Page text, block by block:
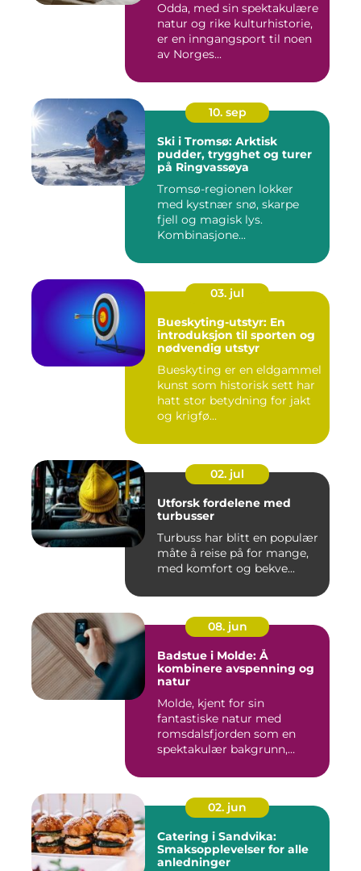
Odda, med sin spektakulære
natur og rike kulturhistorie,
er en inngangsport til noen
av Norges...
10. sep
Ski i Tromsø: Arktisk
pudder, trygghet og turer
på Ringvassøya
Tromsø-regionen lokker
med kystnær snø, skarpe
fjell og magisk lys.
Kombinasjone...
03. jul
Bueskyting-utstyr: En
introduksjon til sporten og
nødvendig utstyr
Bueskyting er en eldgammel
kunst som historisk sett har
hatt stor betydning for jakt
og krigfø...
02. jul
Utforsk fordelene med
turbusser
Turbuss har blitt en populær
måte å reise på for mange,
med komfort og bekve...
08. jun
Badstue i Molde: Å
kombinere avspenning og
natur
Molde, kjent for sin
fantastiske natur med
romsdalsfjorden som en
spektakulær bakgrunn,
02. jun
Catering i Sandvika:
Smaksopplevelser for alle
anledninger